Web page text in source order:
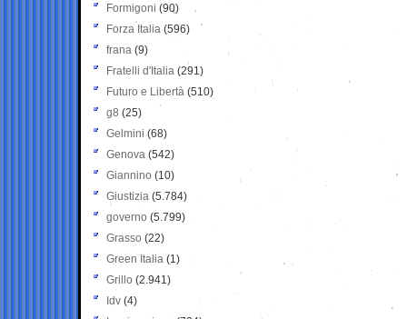
Formigoni (90)
Forza Italia (596)
frana (9)
Fratelli d'Italia (291)
Futuro e Libertà (510)
g8 (25)
Gelmini (68)
Genova (542)
Giannino (10)
Giustizia (5.784)
governo (5.799)
Grasso (22)
Green Italia (1)
Grillo (2.941)
Idv (4)